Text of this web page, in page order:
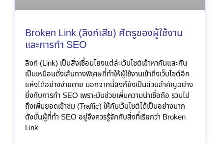
Broken Link (ลิงก์เสีย) ศัตรูของผู้ใช้งาน
และการทำ SEO
ลิงก์ (Link) เป็นสิ่งเชื่อมโยงแต่ล่ะเว็บไซต์เข้าหากันและกัน
เป็นเหมือนดั่งเส้นทางพิเศษที่ทำให้ผู้ใช้งานเข้าถึงเว็บไซต์อีก
แห่งได้อย่างง่ายดาย นอกจากนี้ลิงก์ยังเป็นส่วนสำคัญอย่าง
ยิ่งกับการทำ SEO เพราะมันช่วยเพิ่มความน่าเชื่อถือ รวมไป
ถึงเพิ่มยอดเข้าชม (Traffic) ให้กับเว็บไซต์ได้เป็นอย่างมาก
ดังนั้นผู้ที่ทำ SEO อยู่จึงควรรู้จักกับสิ่งที่เรียกว่า Broken
Link